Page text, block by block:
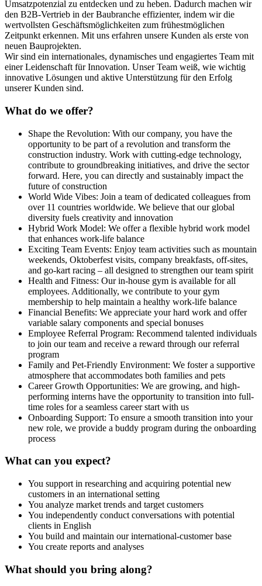
Umsatzpotenzial zu entdecken und zu heben. Dadurch machen wir
den B2B-Vertrieb in der Baubranche effizienter, indem wir die
wertvollsten Geschäftsmöglichkeiten zum frühestmöglichen
Zeitpunkt erkennen. Mit uns erfahren unsere Kunden als erste von
neuen Bauprojekten.
Wir sind ein internationales, dynamisches und engagiertes Team mit
einer Leidenschaft für Innovation. Unser Team weiß, wie wichtig
innovative Lösungen und aktive Unterstützung für den Erfolg
unserer Kunden sind.
What do we offer?
Shape the Revolution: With our company, you have the
opportunity to be part of a revolution and transform the
construction industry. Work with cutting-edge technology,
contribute to groundbreaking initiatives, and drive the sector
forward. Here, you can directly and sustainably impact the
future of construction
World Wide Vibes: Join a team of dedicated colleagues from
over 11 countries worldwide. We believe that our global
diversity fuels creativity and innovation
Hybrid Work Model: We offer a flexible hybrid work model
that enhances work-life balance
Exciting Team Events: Enjoy team activities such as mountain
weekends, Oktoberfest visits, company breakfasts, off-sites,
and go-kart racing – all designed to strengthen our team spirit
Health and Fitness: Our in-house gym is available for all
employees. Additionally, we contribute to your gym
membership to help maintain a healthy work-life balance
Financial Benefits: We appreciate your hard work and offer
variable salary components and special bonuses
Employee Referral Program: Recommend talented individuals
to join our team and receive a reward through our referral
program
Family and Pet-Friendly Environment: We foster a supportive
atmosphere that accommodates both families and pets
Career Growth Opportunities: We are growing, and high-
performing interns have the opportunity to transition into full-
time roles for a seamless career start with us
Onboarding Support: To ensure a smooth transition into your
new role, we provide a buddy program during the onboarding
process
What can you expect?
You support in researching and acquiring potential new
customers in an international setting
You analyze market trends and target customers
You independently conduct conversations with potential
clients in English
You build and maintain our international-customer base
You create reports and analyses
What should you bring along?